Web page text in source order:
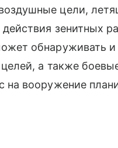
цели,
зенитных
обнаруживать
а также
вооружение